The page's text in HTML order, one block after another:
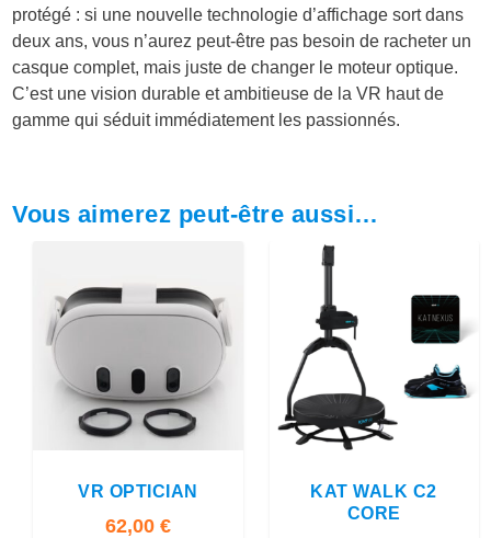
protégé : si une nouvelle technologie d’affichage sort dans
deux ans, vous n’aurez peut-être pas besoin de racheter un
casque complet, mais juste de changer le moteur optique.
C’est une vision durable et ambitieuse de la VR haut de
gamme qui séduit immédiatement les passionnés.
Vous aimerez peut-être aussi…
5.00
VR OPTICIAN
62,00 €
5.00
KAT WALK C2
CORE